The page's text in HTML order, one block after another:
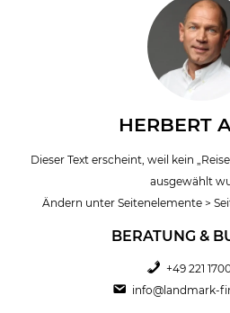
HERBERT
Dieser Text erscheint, weil kein
ausgewählt
Ändern unter Seitenelemente >
BERATUNG &
+49 221
info@landmark-